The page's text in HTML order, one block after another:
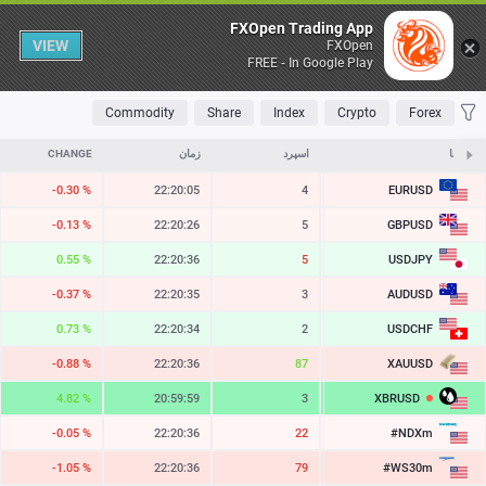
Table
FAVORITES
MOST TRADED
TOP RISERS
TOP FALLERS
Forex
Crypto
Index
Share
Commodity
نمادها اسپرد زمان CHANGE
EURUSD
1.15223
4
22:20:05
-0.30 %
GBPUSD
1.34520
5
22:20:26
-0.13 %
USDJPY
158.481
5
22:20:36
0.55 %
AUDUSD
0.70311
3
22:20:35
-0.37 %
USDCHF
0.81264
2
22:20:34
0.73 %
XAUUSD
4240.98
87
22:20:36
-0.88 %
XBRUSD
82.73
3
20:59:59
4.82 %
#NDXm
29471.7
22
22:20:36
-0.05 %
#WS30m
53939.2
79
22:20:36
-1.05 %
FXOpen Trading App
FXOpen
FREE - In Google Play
VIEW